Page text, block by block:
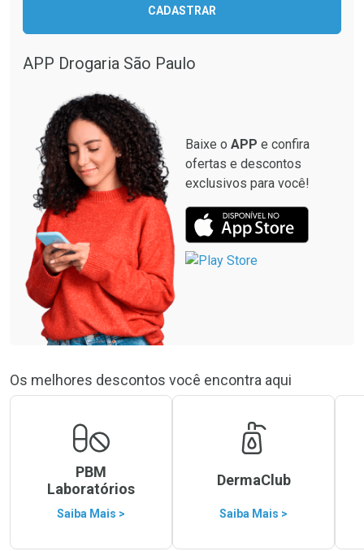
Comprar sem Desconto
Por R$ 664,02/cada
Comprar sem Desconto
Ativar Desconto
Comprar sem Desconto
CADASTRAR
APP Drogaria São Paulo
Baixe o APP e confira
ofertas e descontos
exclusivos para você!
Os melhores descontos você encontra aqui
PBM
Laboratórios
Saiba Mais >
DermaClub
Saiba Mais >